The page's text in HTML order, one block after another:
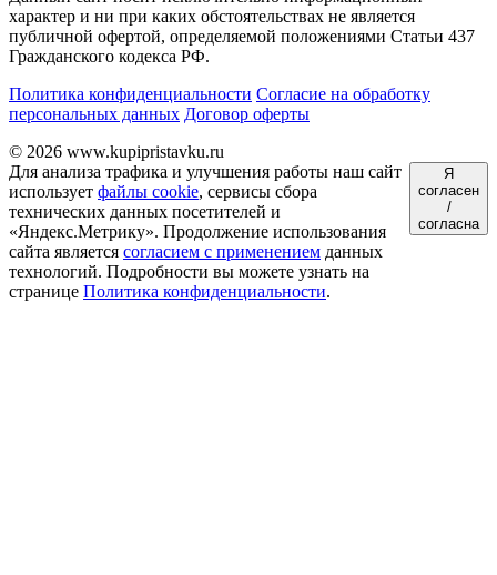
характер и ни при каких обстоятельствах не является
публичной офертой, определяемой положениями Статьи 437
Гражданского кодекса РФ.
Политика конфиденциальности Согласие на обработку
персональных данных Договор оферты
© 2026 www.kupipristavku.ru
Для анализа трафика и улучшения работы наш сайт
использует файлы cookie, сервисы сбора
технических данных посетителей и
«Яндекс.Метрику». Продолжение использования
сайта является согласием с применением данных
технологий. Подробности вы можете узнать на
странице Политика конфиденциальности.
Я
согласен
/
согласна